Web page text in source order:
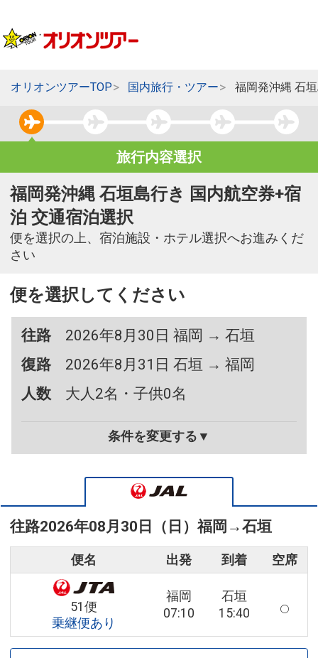
オリオンツアーTOP 国内旅行・ツアー 福岡発沖縄 石
旅行内容選択
福岡発沖縄 石垣島行き 国内航空券+宿
泊 交通宿泊選択
便を選択の上、宿泊施設・ホテル選択へお進みくだ
さい
便を選択してください
往路
2026年8月30日 福岡 → 石垣
復路
2026年8月31日 石垣 → 福岡
人数
大人2名・子供0名
条件を変更する▼
往路2026年08月30日（日）福岡 →石垣
便名 出発 到着 空席
51便
乗継便あり
福岡
07:10
石垣
15:40